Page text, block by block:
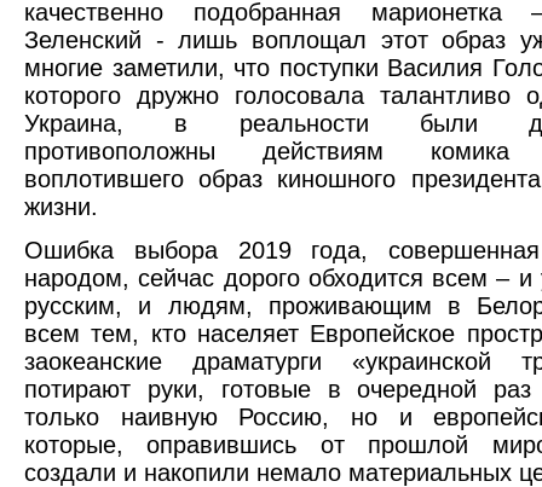
качественно подобранная
Зеленский - лишь воплощал этот образ
многие заметили, что поступки Василия
которого дружно голосовала талантливо
Украина, в реальности были
противоположны действиям комика
воплотившего образ киношного
жизни.
Ошибка выбора 2019 года, совершенная
народом, сейчас дорого обходится всем – и
русским, и людям, проживающим в
всем тем, кто населяет Европейское
заокеанские драматурги «украинской
потирают руки, готовые в очередной раз
только наивную Россию, но и
которые, оправившись от прошлой
создали и накопили немало материальных